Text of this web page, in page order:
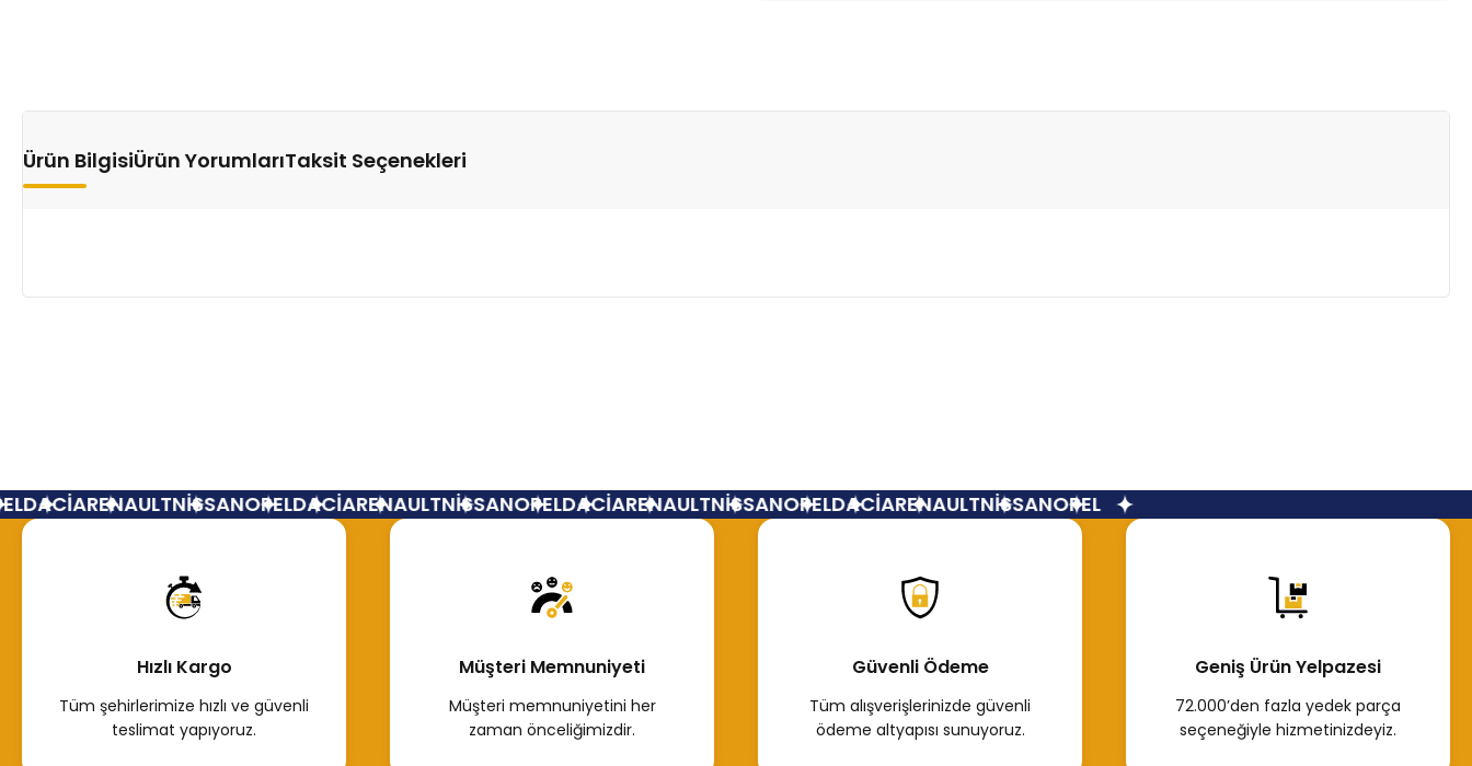
Ürün BilgisiÜrün YorumlarıTaksit Seçenekleri
DACİARENAULTNİSSANOPELDACİARENAULTNİSSANOPELDACİARENAULTNİSSANOPELDACİARENAULTNİSSANOPEL
Hızlı Kargo
Tüm şehirlerimize hızlı ve güvenli
teslimat yapıyoruz.
Müşteri Memnuniyeti
Müşteri memnuniyetini her
zaman önceliğimizdir.
Güvenli Ödeme
Tüm alışverişlerinizde güvenli
ödeme altyapısı sunuyoruz.
Geniş Ürün Yelpazesi
72.000’den fazla yedek parça
seçeneğiyle hizmetinizdeyiz.